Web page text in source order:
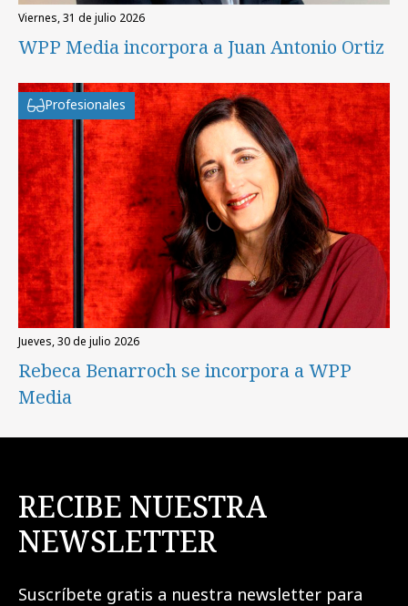
viernes, 31 de julio 2026
WPP Media incorpora a Juan Antonio Ortiz
Profesionales
jueves, 30 de julio 2026
Rebeca Benarroch se incorpora a WPP
Media
RECIBE NUESTRA
NEWSLETTER
Suscríbete gratis a nuestra newsletter para